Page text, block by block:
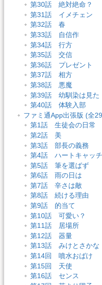
第30話 絶対絶命？
第31話 イメチェン
第32話 春
第33話 自信作
第34話 行方
第35話 交信
第36話 プレゼント
第37話 相方
第38話 悪魔
第39話 幼馴染は見た
第40話 体験入部
ファミ通App出張版 (全
第1話 生徒会の日常
第2話 美
第3話 部長の義務
第4話 ハートキャッチ
第5話 筆を選ばず
第6話 雨の日は
第7話 辛さは敵
第8話 続ける理由
第9話 的当て
第10話 可愛い？
第11話 居場所
第12話 器量
第13話 みけとさかな
第14回 噴水おばけ
第15回 天使
第16話 センス